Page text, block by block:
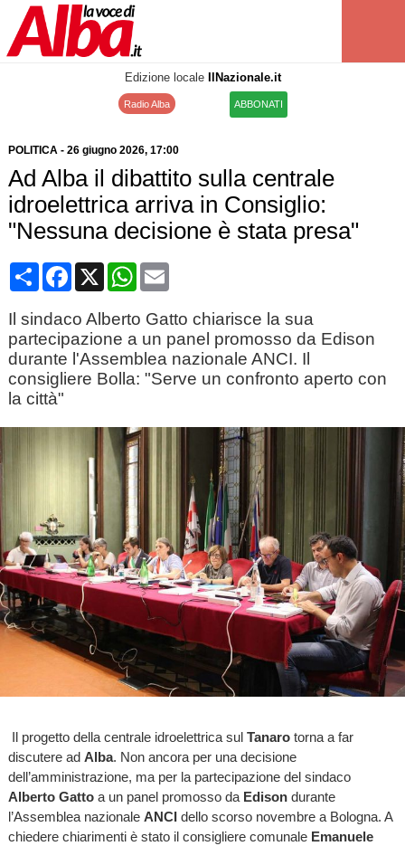
Edizione locale IlNazionale.it
Radio Alba ABBONATI
POLITICA- 26 giugno 2026, 17:00
Ad Alba il dibattito sulla centrale
idroelettrica arriva in Consiglio:
"Nessuna decisione è stata presa"
CondividiFacebook
X WhatsApp
Email
Il sindaco Alberto Gatto chiarisce la sua
partecipazione a un panel promosso da Edison
durante l'Assemblea nazionale ANCI. Il
consigliere Bolla: "Serve un confronto aperto con
la città"
Il progetto della centrale idroelettrica sul Tanarotorna a far
discutere ad Alba. Non ancora per una decisione
dell’amministrazione, ma per la partecipazione del sindaco
Alberto Gattoa un panel promosso da Edisondurante
l’Assemblea nazionale ANCIdello scorso novembre a Bologna. A
chiedere chiarimenti è stato il consigliere comunale Emanuele